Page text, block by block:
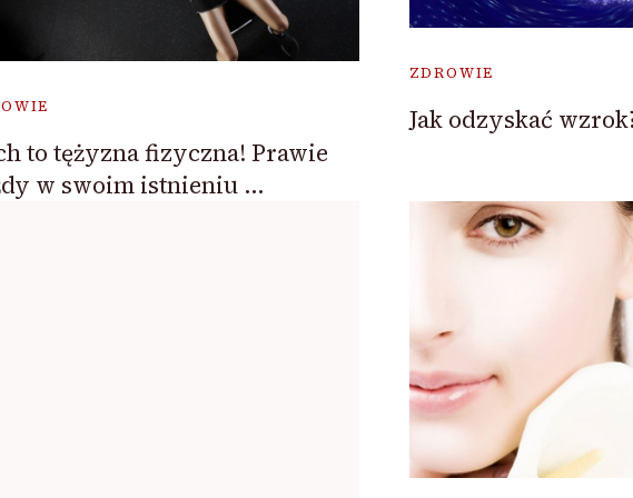
to tężyzna fizyczna! Prawie
w swoim istnieniu …
ZDROWIE
Jak odzyskać